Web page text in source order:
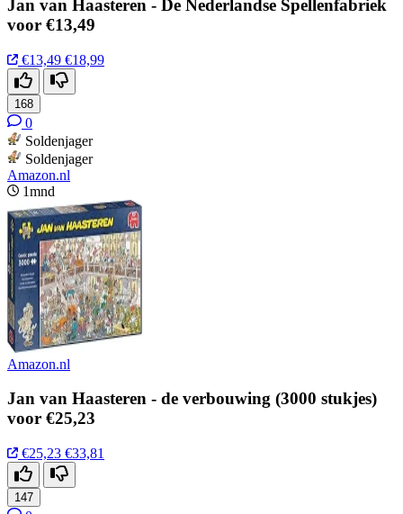
Jan van Haasteren - De Nederlandse Spellenfabriek
voor €13,49
€13,49 €18,99
168
0
Soldenjager
Soldenjager
Amazon.nl
1mnd
Amazon.nl
Jan van Haasteren - de verbouwing (3000 stukjes)
voor €25,23
€25,23 €33,81
147